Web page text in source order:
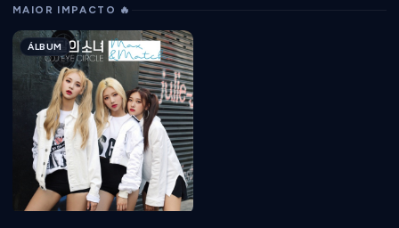
MAIOR IMPACTO 🔥
ÁLBUM